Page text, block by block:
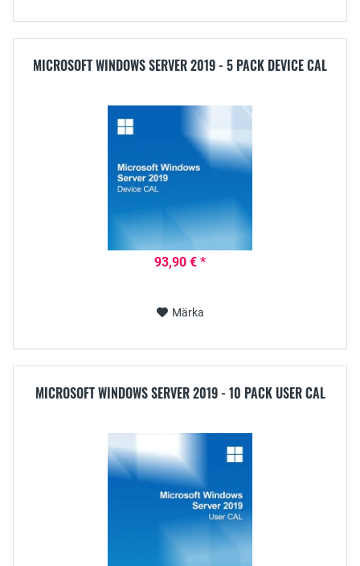
MICROSOFT WINDOWS SERVER 2019 - 5 PACK DEVICE CAL
93,90 € *
Märka
MICROSOFT WINDOWS SERVER 2019 - 10 PACK USER CAL